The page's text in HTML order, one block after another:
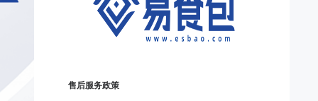
售后服务政策